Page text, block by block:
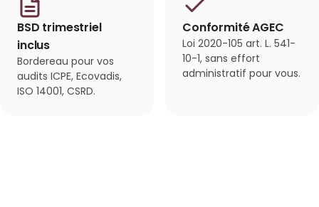
BSD trimestriel
inclus
Bordereau pour vos
audits ICPE, Ecovadis,
ISO 14001, CSRD.
Conformité AGEC
Loi 2020-105 art. L. 541-
10-1, sans effort
administratif pour vous.